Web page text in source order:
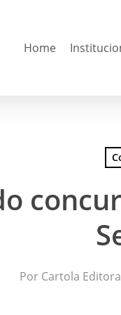
Home
Por Cartola Editora